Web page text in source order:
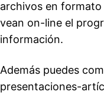
archivos en formato
vean on-line el
información.
Además puedes
presentaciones-